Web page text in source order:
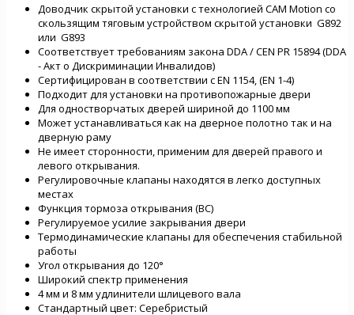
Доводчик скрытой установки с технологией CAM Motion со
скользящим тяговым устройством скрытой установки G892
или G893
Соответствует требованиям закона DDA / CEN PR 15894 (DDA
- Акт о Дискриминации Инвалидов)
Сертифицирован в соответствии с EN 1154, (EN 1-4)
Подходит для установки на противопожарные двери
Для одностворчатых дверей шириной до 1100 мм
Может устанавливаться как на дверное полотно так и на
дверную раму
Не имеет сторонности, применим для дверей правого и
левого открывания.
Регулировочные клапаны находятся в легко доступных
местах
Функция тормоза открывания (ВС)
Регулируемое усилие закрывания двери
Термодинамические клапаны для обеспечения стабильной
работы
Угол открывания до 120°
Широкий спектр применения
4 мм и 8 мм удлинители шлицевого вала
Стандартный цвет: Серебристый